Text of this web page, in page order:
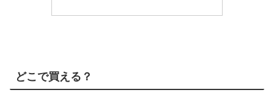
どこで買える？